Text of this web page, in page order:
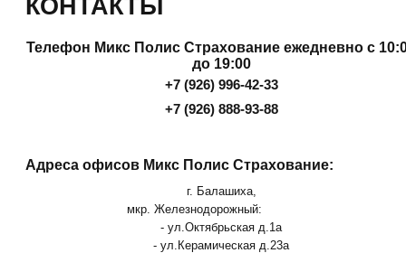
КОНТАКТЫ
Телефон Микс Полис Страхование ежедневно с
до 19:00
+7 (926) 996-42-33
+7 (926) 888-93-88
Адреса офисов Микс Полис Страхование:
г. Балашиха,
мкр. Железнодорожный:
- ул.Октябрьская д.1а
- ул.Керамическая д.23а